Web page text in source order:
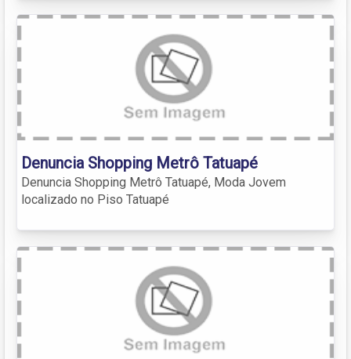
Denuncia Shopping Metrô Tatuapé
Denuncia Shopping Metrô Tatuapé, Moda Jovem
localizado no Piso Tatuapé